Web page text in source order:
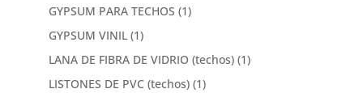
GYPSUM PARA TECHOS (1)
GYPSUM VINIL (1)
LANA DE FIBRA DE VIDRIO (techos) (1)
LISTONES DE PVC (techos) (1)